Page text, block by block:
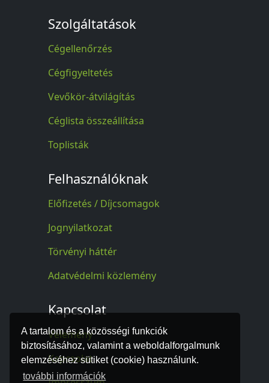
A tartalom és a közösségi funkciók
biztosításához, valamint a weboldalforgalmunk
elemzéséhez sütiket (cookie) használunk.
további információk
Szolgáltatások
Cégellenőrzés
Cégfigyeltetés
Vevőkör-átvilágítás
Céglista összeállítása
Toplisták
Felhasználóknak
Előfizetés / Díjcsomagok
Jognyilatkozat
Törvényi háttér
Adatvédelmi közlemény
Kapcsolat
Vélemény
Kapcsolat